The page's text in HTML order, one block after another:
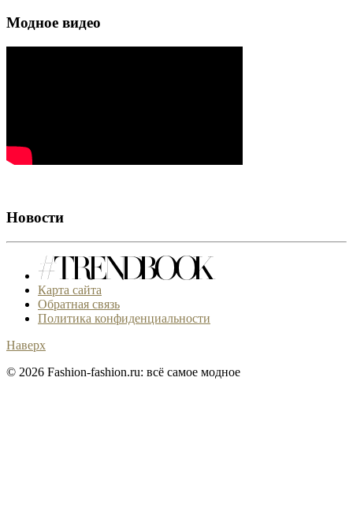
Модное видео
Новости
Карта сайта
Обратная связь
Политика конфиденциальности
Наверх
© 2026 Fashion-fashion.ru: всё самое модное